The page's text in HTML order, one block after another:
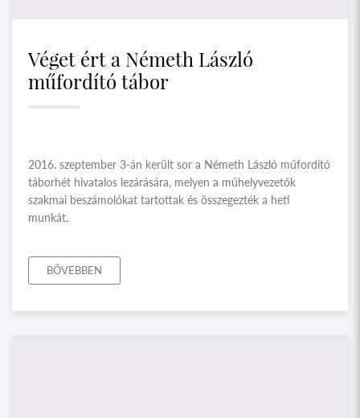
Véget ért a Németh László
műfordító tábor
2016. szeptember 3-án került sor a Németh László műfordító
táborhét hivatalos lezárására, melyen a műhelyvezetők
szakmai beszámolókat tartottak és összegezték a heti
munkát.
BŐVEBBEN